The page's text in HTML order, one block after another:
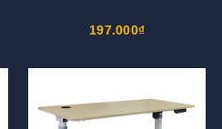
197.000₫